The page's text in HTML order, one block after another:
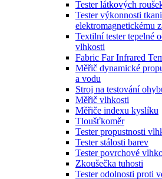
Tester látkových
Tester výkonnosti
elektromagnetickému
Textilní tester tepelné
vlhkosti
Fabric Far Infrared
Měřič dynamické
a vodu
Stroj na testování
Měřič vlhkosti
Měřiče indexu kyslíku
Tloušťkoměr
Tester propustnosti
Tester stálosti barev
Tester povrchové
Zkoušečka tuhosti
Tester odolnosti proti